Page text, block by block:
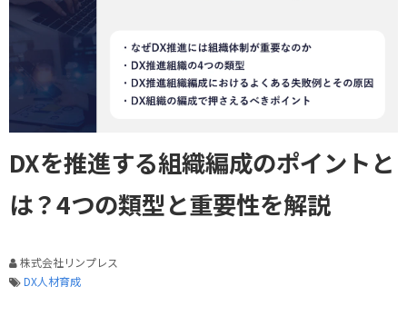
採用情報
DXを推進する組織編成のポイントと
は？4つの類型と重要性を解説
株式会社リンプレス
DX人材育成